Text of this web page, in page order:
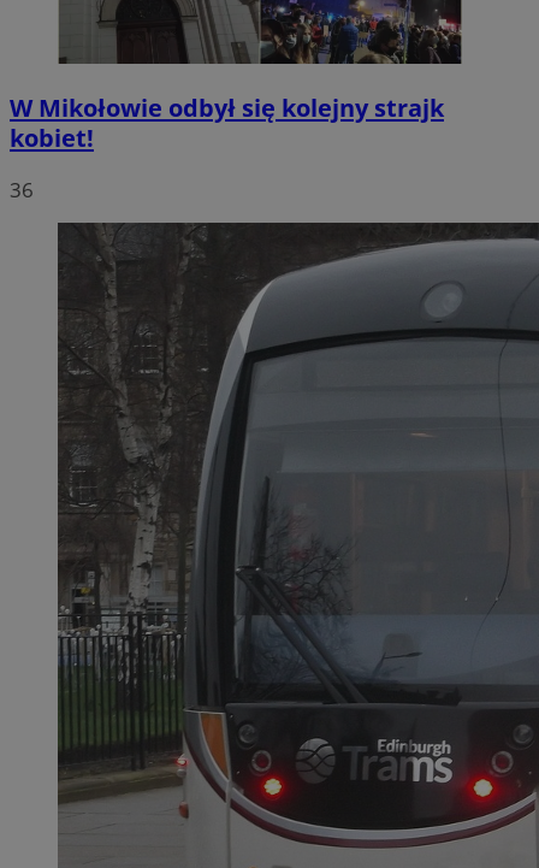
W Mikołowie odbył się kolejny strajk
kobiet!
36